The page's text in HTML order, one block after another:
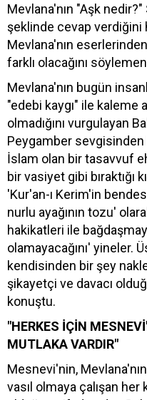
Mevlana'nın "Aşk
şeklinde cevap verdiğini
Mevlana'nın
farklı olacağını
Mevlana'nın bugün
"edebi kaygı" ile kaleme
olmadığını vurgulayan
Peygamber sevgisinden
İslam olan bir tasavvuf
bir vasiyet gibi bıraktığı
'Kur'an-ı Kerim'in
nurlu ayağının tozu'
hakikatleri ile
olamayacağını' yineler.
kendisinden bir şey
şikayetçi ve davacı
konuştu.
"HERKES İÇİN
MUTLAKA VARDIR"
Mesnevi'nin,
vasıl olmaya çalışan